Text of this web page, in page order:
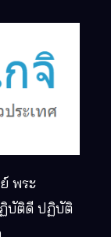
พระ
บัติดี ปฏิบัติ